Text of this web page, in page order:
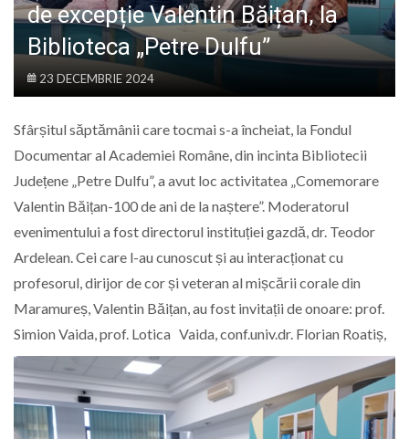
de excepție Valentin Băițan, la
Biblioteca „Petre Dulfu”
23 DECEMBRIE 2024
Sfârșitul săptămânii care tocmai s-a încheiat, la Fondul
Documentar al Academiei Române, din incinta Bibliotecii
Județene „Petre Dulfu”, a avut loc activitatea „Comemorare
Valentin Băițan-100 de ani de la naștere”. Moderatorul
evenimentului a fost directorul instituției gazdă, dr. Teodor
Ardelean. Cei care l-au cunoscut și au interacționat cu
profesorul, dirijor de cor și veteran al mișcării corale din
Maramureș, Valentin Băițan, au fost invitații de onoare: prof.
Simion Vaida, prof. Lotica Vaida, conf.univ.dr. Florian Roatiș,